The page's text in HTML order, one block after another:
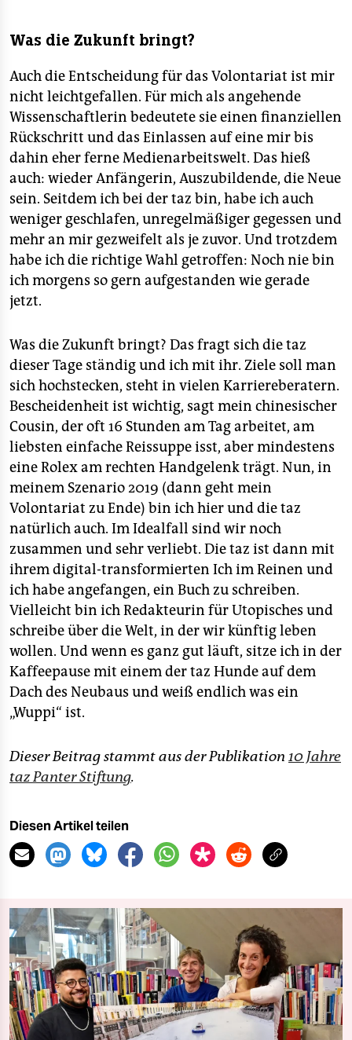
Was die Zukunft bringt?
Auch die Entscheidung für das Volontariat ist mir
nicht leichtgefallen. Für mich als angehende
Wissenschaftlerin bedeutete sie einen finanziellen
Rückschritt und das Einlassen auf eine mir bis
dahin eher ferne Medienarbeitswelt. Das hieß
auch: wieder Anfängerin, Auszubildende, die Neue
sein. Seitdem ich bei der taz bin, habe ich auch
weniger geschlafen, unregelmäßiger gegessen und
mehr an mir gezweifelt als je zuvor. Und trotzdem
habe ich die richtige Wahl getroffen: Noch nie bin
ich morgens so gern aufgestanden wie gerade
jetzt.
Was die Zukunft bringt? Das fragt sich die taz
dieser Tage ständig und ich mit ihr. Ziele soll man
sich hochstecken, steht in vielen Karriereberatern.
Bescheidenheit ist wichtig, sagt mein chinesischer
Cousin, der oft 16 Stunden am Tag arbeitet, am
liebsten einfache Reissuppe isst, aber mindestens
eine Rolex am rechten Handgelenk trägt. Nun, in
meinem Szenario 2019 (dann geht mein
Volontariat zu Ende) bin ich hier und die taz
natürlich auch. Im Idealfall sind wir noch
zusammen und sehr verliebt. Die taz ist dann mit
ihrem digital-transformierten Ich im Reinen und
ich habe angefangen, ein Buch zu schreiben.
Vielleicht bin ich Redakteurin für Utopisches und
schreibe über die Welt, in der wir künftig leben
wollen. Und wenn es ganz gut läuft, sitze ich in der
Kaffeepause mit einem der taz Hunde auf dem
Dach des Neubaus und weiß endlich was ein
„Wuppi“ ist.
Dieser Beitrag stammt aus der Publikation 10 Jahre
taz Panter Stiftung.
Diesen Artikel teilen